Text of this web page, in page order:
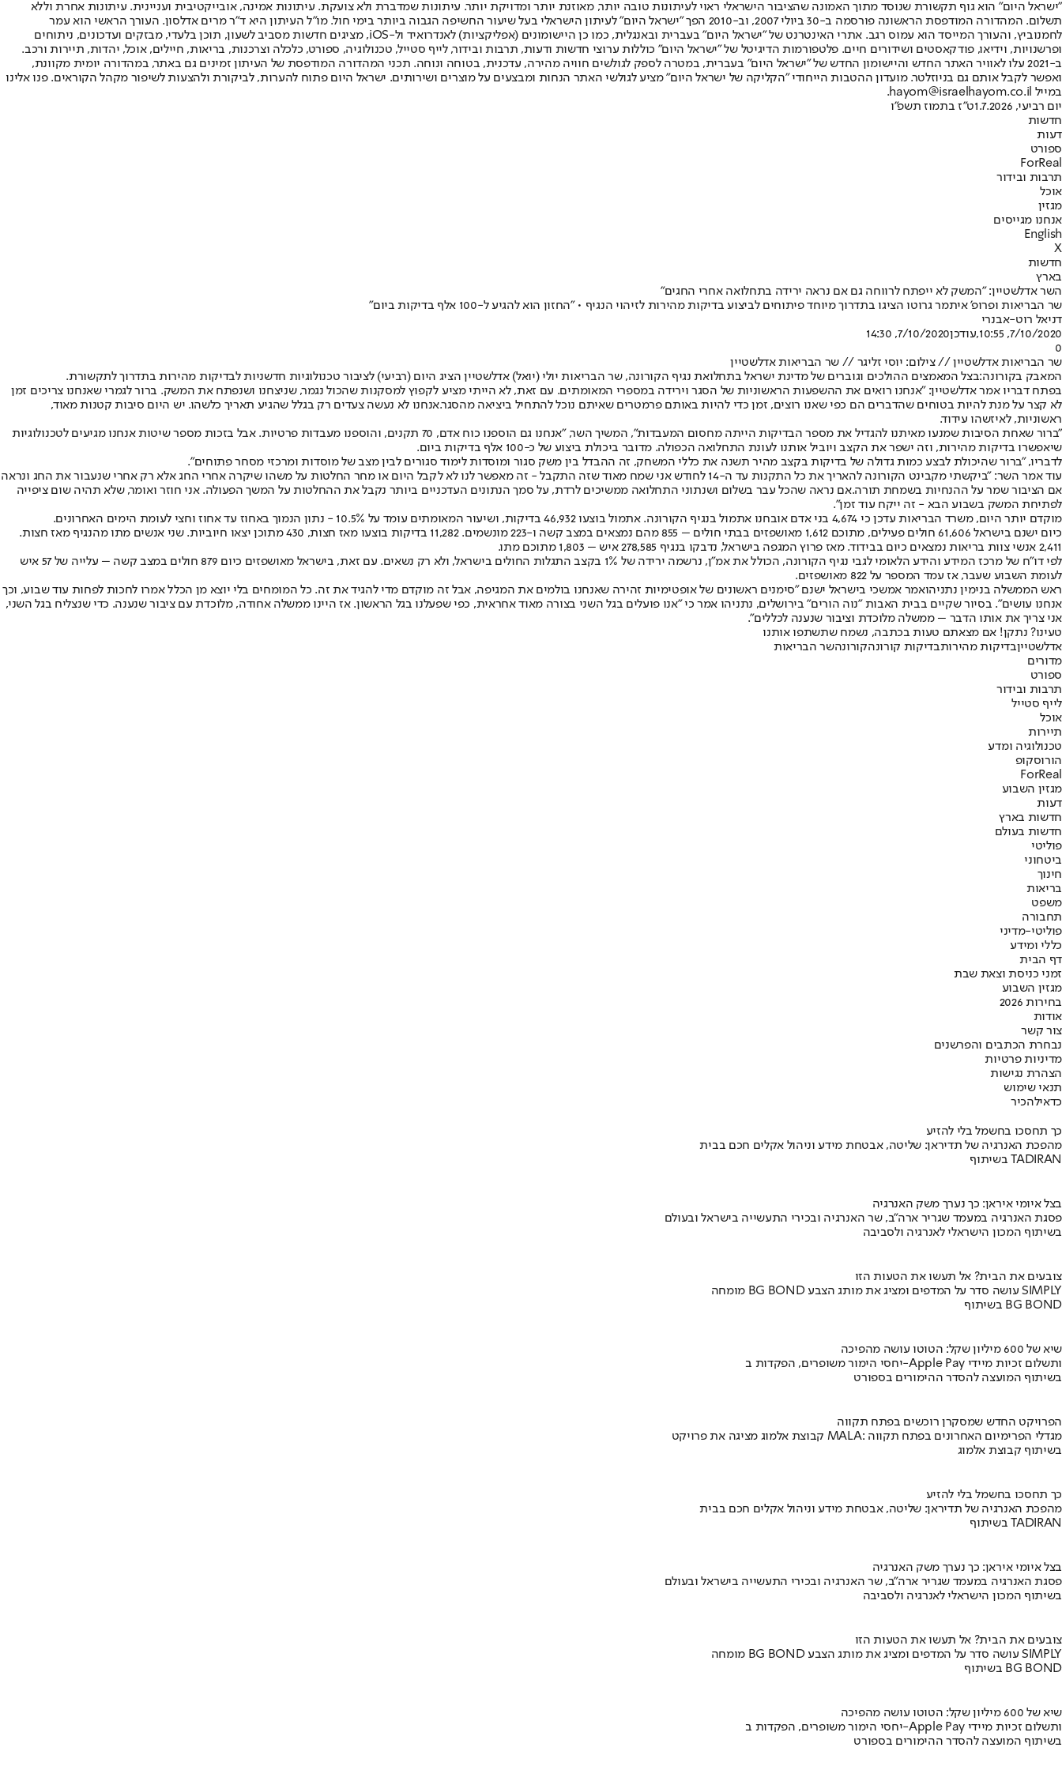
"ישראל היום" הוא גוף תקשורת שנוסד מתוך האמונה שהציבור הישראלי ראוי לעיתונות טובה יותר, מאוזנת יותר ומדויקת יותר. עיתונות שמדברת ולא צועקת. עיתונות אמינה, אובייקטיבית ועניינית. עיתונות אחרת וללא
תשלום. המהדורה המודפסת הראשונה פורסמה ב-30 ביולי 2007, וב-2010 הפך "ישראל היום" לעיתון הישראלי בעל שיעור החשיפה הגבוה ביותר בימי חול. מו"ל העיתון היא ד"ר מרים אדלסון. העורך הראשי הוא עמר
לחמנוביץ, והעורך המייסד הוא עמוס רגב. אתרי האינטרנט של "ישראל היום" בעברית ובאנגלית, כמו כן היישומונים (אפליקציות) לאנדרואיד ול-iOS, מציגים חדשות מסביב לשעון, תוכן בלעדי, מבזקים ועדכונים, ניתוחים
ופרשנויות, וידיאו, פודקאסטים ושידורים חיים. פלטפורמות הדיגיטל של "ישראל היום" כוללות ערוצי חדשות ודעות, תרבות ובידור, לייף סטייל, טכנולוגיה, ספורט, כלכלה וצרכנות, בריאות, חיילים, אוכל, יהדות, תיירות ורכב.
ב-2021 עלו לאוויר האתר החדש והיישומון החדש של "ישראל היום" בעברית, במטרה לספק לגולשים חוויה מהירה, עדכנית, בטוחה ונוחה. תכני המהדורה המודפסת של העיתון זמינים גם באתר, במהדורה יומית מקוונת,
ואפשר לקבל אותם גם בניוזלטר. מועדון ההטבות הייחודי "הקליקה של ישראל היום" מציע לגולשי האתר הנחות ומבצעים על מוצרים ושירותים. ישראל היום פתוח להערות, לביקורת ולהצעות לשיפור מקהל הקוראים. פנו אלינו
במייל hayom@israelhayom.co.il.
יום רביעי, 1.7.2026
ט"ז בתמוז תשפ"ו
חדשות
דעות
ספורט
ForReal
תרבות ובידור
אוכל
מגזין
אנחנו מגייסים
English
X
חדשות
בארץ
השר אדלשטיין: "המשק לא ייפתח לרווחה גם אם נראה ירידה בתחלואה אחרי החגים"
שר הבריאות ופרופ' איתמר גרוטו הציגו בתדרוך מיוחד פיתוחים לביצוע בדיקות מהירות לזיהוי הנגיף • "החזון הוא להגיע ל-100 אלף בדיקות ביום"
דניאל רוט-אבנרי
7/10/2020, 10:55
,עודכן7/10/2020, 14:30
0
שר הבריאות אדלשטיין // צילום: יוסי זליגר // שר הבריאות אדלשטיין
המאבק בקורונה:בצל המאמצים ההולכים וגוברים של מדינת ישראל בתחלואת נגיף הקורונה, שר הבריאות יולי (יואל) אדלשטיין הציג היום (רביעי) לציבור טכנולוגיות חדשניות לבדיקות מהירות בתדרוך לתקשורת.
בפתח דבריו אמר אדלשטיין: "אנחנו רואים את ההשפעות הראשוניות של הסגר וירידה במספרי המאומתים. עם זאת, לא הייתי מציע לקפוץ למסקנות שהכול נגמר, שניצחנו ושנפתח את המשק. ברור לגמרי שאנחנו צריכים זמן
לא קצר על מנת להיות בטוחים שהדברים הם כפי שאנו רוצים, זמן כדי להיות באותם פרמטרים שאיתם נוכל להתחיל ביציאה מהסגר.אנחנו לא נעשה צעדים רק בגלל שהגיע תאריך כלשהו. יש היום סיבות קטנות מאוד,
ראשוניות, לאיזשהו עידוד.
"ברור שאחת הסיבות שמנעו מאיתנו להגדיל את מספר הבדיקות הייתה מחסום המעבדות", המשיך השר, "אנחנו גם הוספנו כוח אדם, 70 תקנים, והוספנו מעבדות פרטיות. אבל בזכות מספר שיטות אנחנו מגיעים לטכנולוגיות
שיאפשרו בדיקות מהירות, וזה ישפר את הקצב ויוביל אותנו לעונת התחלואה הכפולה. מדובר ביכולת ביצוע של כ-100 אלף בדיקות ביום.
לדבריו, "ברור שהיכולת לבצע כמות גדולה של בדיקות בקצב מהיר תשנה את כללי המשחק, זה ההבדל בין משק סגור ומוסדות לימוד סגורים לבין מצב של מוסדות ומרכזי מסחר פתוחים".
עוד אמר השר: "ביקשתי מקבינט הקורונה להאריך את כל התקנות עד ה-14 לחודש אני שמח מאוד שזה התקבל - זה מאפשר לנו לא לקבל היום או מחר החלטות על משהו שיקרה אחרי החג אלא רק אחרי שנעבור את החג ונראה
אם הציבור שמר על ההנחיות בשמחת תורה.אם נראה שהכל עבר בשלום ושנתוני התחלואה ממשיכים לרדת, על סמך הנתונים העדכניים ביותר נקבל את ההחלטות על המשך הפעולה. אני חוזר ואומר, שלא תהיה שום ציפייה
לפתיחת המשק בשבוע הבא - זה ייקח עוד זמן".
מוקדם יותר היום, משרד הבריאות עדכן כי 4,674 בני אדם אובחנו אתמול בנגיף הקורונה. אתמול בוצעו 46,932 בדיקות, ושיעור המאומתים עומד על 10.5% - נתון הנמוך באחוז עד אחוז וחצי לעומת הימים האחרונים.
כיום ישנם בישראל 61,606 חולים פעילים, מתוכם 1,612 מאושפזים בבתי חולים – 855 מהם נמצאים במצב קשה ו-223 מונשמים. 11,282 בדיקות בוצעו מאז חצות, 430 מתוכן יצאו חיוביות. שני אנשים מתו מהנגיף מאז חצות.
2,411 אנשי צוות בריאות נמצאים כיום בבידוד. מאז פרוץ המגפה בישראל, נדבקו בנגיף 278,585 איש – 1,803 מתוכם מתו.
לפי דו"ח של מרכז המידע והידע הלאומי לגבי נגיף הקורונה, הכולל את אמ"ן, נרשמה ירידה של 1% בקצב התגלות החולים בישראל, ולא רק נשאים. עם זאת, בישראל מאושפזים כיום 879 חולים במצב קשה – עלייה של 57 איש
לעומת השבוע שעבר, אז עמד המספר על 822 מאושפזים.
ראש הממשלה בנימין נתניהואמר אמשכי בישראל ישנם "סימנים ראשונים של אופטימיות זהירה שאנחנו בולמים את המגיפה, אבל זה מוקדם מדי להגיד את זה. כל המומחים בלי יוצא מן הכלל אמרו לחכות לפחות עוד שבוע, וכך
אנחנו עושים". בסיור שקיים בבית האבות "נוה הורים" בירושלים, נתניהו אמר כי "אנו פועלים בגל השני בצורה מאוד אחראית, כפי שפעלנו בגל הראשון. אז היינו ממשלה אחודה, מלוכדת עם ציבור שנענה. כדי שנצליח בגל השני,
אני צריך את אותו הדבר – ממשלה מלוכדת וציבור שנענה לכללים".
טעינו? נתקן! אם מצאתם טעות בכתבה, נשמח שתשתפו אותנו
אדלשטייןבדיקות מהירותבדיקות קורונהקורונהשר הבריאות
מדורים
ספורט
תרבות ובידור
לייף סטייל
אוכל
תיירות
טכנולוגיה ומדע
הורוסקופ
ForReal
מגזין השבוע
דעות
חדשות בארץ
חדשות בעולם
פוליטי
ביטחוני
חינוך
בריאות
משפט
תחבורה
פוליטי-מדיני
כללי ומידע
דף הבית
זמני כניסת וצאת שבת
מגזין השבוע
בחירות 2026
אודות
צור קשר
נבחרת הכתבים והפרשנים
מדיניות פרטיות
הצהרת נגישות
תנאי שימוש
כדאילהכיר
כך תחסכו בחשמל בלי להזיע
מהפכת האנרגיה של תדיראן: שליטה, אבטחת מידע וניהול אקלים חכם בבית
בשיתוף TADIRAN
בצל איומי איראן: כך נערך משק האנרגיה
פסגת האנרגיה במעמד שגריר ארה"ב, שר האנרגיה ובכירי התעשייה בישראל ובעולם
בשיתוף המכון הישראלי לאנרגיה ולסביבה
צובעים את הבית? אל תעשו את הטעות הזו
מומחה BG BOND עושה סדר על המדפים ומציג את מותג הצבע SIMPLY
בשיתוף BG BOND
שיא של 600 מיליון שקל: הטוטו עושה מהפיכה
יחסי הימור משופרים, הפקדות ב-Apple Pay ותשלום זכיות מיידי
בשיתוף המועצה להסדר ההימורים בספורט
הפרויקט החדש שמסקרן רוכשים בפתח תקווה
קבוצת אלמוג מציגה את פרויקט MALA: מגדלי הפרימיום האחרונים בפתח תקווה
בשיתוף קבוצת אלמוג
כך תחסכו בחשמל בלי להזיע
מהפכת האנרגיה של תדיראן: שליטה, אבטחת מידע וניהול אקלים חכם בבית
בשיתוף TADIRAN
בצל איומי איראן: כך נערך משק האנרגיה
פסגת האנרגיה במעמד שגריר ארה"ב, שר האנרגיה ובכירי התעשייה בישראל ובעולם
בשיתוף המכון הישראלי לאנרגיה ולסביבה
צובעים את הבית? אל תעשו את הטעות הזו
מומחה BG BOND עושה סדר על המדפים ומציג את מותג הצבע SIMPLY
בשיתוף BG BOND
שיא של 600 מיליון שקל: הטוטו עושה מהפיכה
יחסי הימור משופרים, הפקדות ב-Apple Pay ותשלום זכיות מיידי
בשיתוף המועצה להסדר ההימורים בספורט